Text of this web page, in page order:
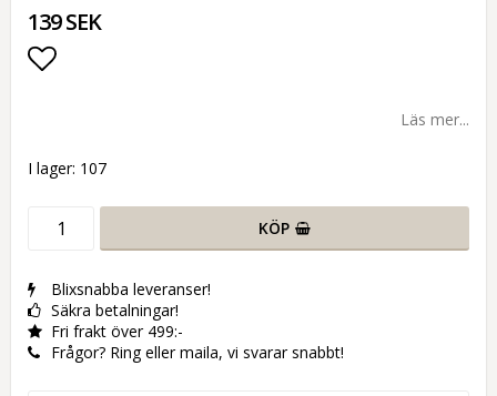
139 SEK
Läs mer...
I lager: 107
KÖP
Blixsnabba leveranser!
Säkra betalningar!
Fri frakt över 499:-
Frågor? Ring eller maila, vi svarar snabbt!